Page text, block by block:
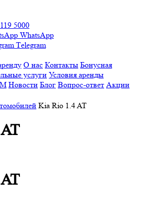
5000
WhatsApp
Тelegram
О нас Контакты Бонусная
услуги Условия аренды
Новости Блог Вопрос-ответ Акции
Kia Rio 1.4 AT